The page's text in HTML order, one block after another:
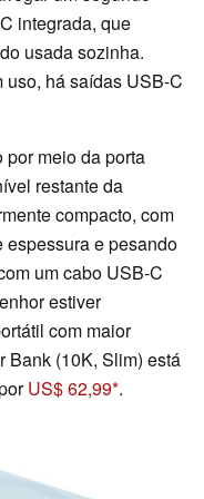
integrada, que
usada sozinha.
uso, há saídas USB-C
por meio da porta
restante da
compacto, com
espessura e pesando
um cabo USB-C
estiver
com maior
Bank (10K, Slim) está
US$ 62,99 .